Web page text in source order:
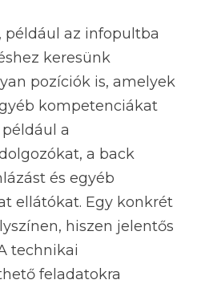
például az infopultba
keresünk
pozíciók is, amelyek
kompetenciákat
a
a back
és egyéb
ellátókat. Egy konkrét
hiszen jelentős
technikai
feladatokra